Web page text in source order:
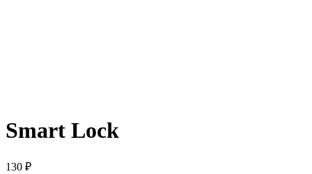
Smart Lock
130 ₽